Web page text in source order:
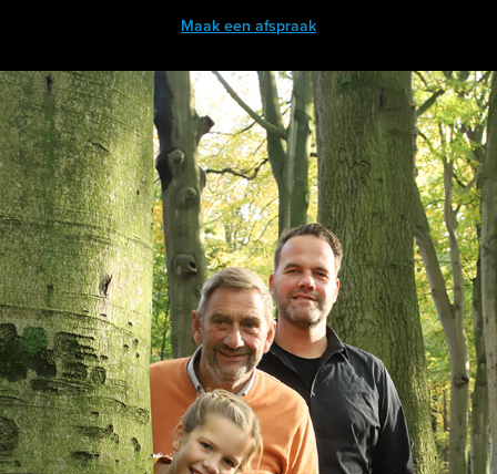
Maak een afspraak